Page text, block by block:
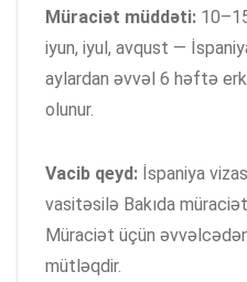
Müraciət müddəti:
iyun, iyul, avqust —
aylardan əvvəl 6 həftə
olunur.
Vacib qeyd: İspaniya
vasitəsilə Bakıda
Müraciət üçün
mütləqdir.